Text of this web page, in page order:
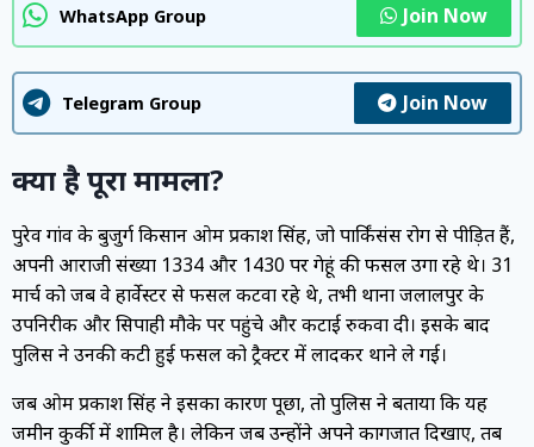
WhatsApp Group Join Now
Telegram Group Join Now
क्या है पूरा मामला?
पुरेव गांव के बुजुर्ग किसान ओम प्रकाश सिंह, जो पार्किंसंस रोग से पीड़ित हैं,
अपनी आराजी संख्या 1334 और 1430 पर गेहूं की फसल उगा रहे थे। 31
मार्च को जब वे हार्वेस्टर से फसल कटवा रहे थे, तभी थाना जलालपुर के
उपनिरीक्षक और सिपाही मौके पर पहुंचे और कटाई रुकवा दी। इसके बाद
पुलिस ने उनकी कटी हुई फसल को ट्रैक्टर में लादकर थाने ले गई।
जब ओम प्रकाश सिंह ने इसका कारण पूछा, तो पुलिस ने बताया कि यह
जमीन कुर्की में शामिल है। लेकिन जब उन्होंने अपने कागजात दिखाए, तब